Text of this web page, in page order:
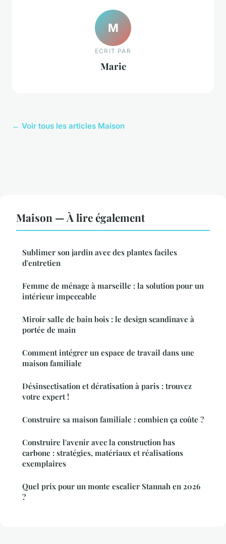
M
ECRIT PAR
Marie
← Voir tous les articles Maison
Maison — À lire également
Sublimer son jardin avec des plantes faciles
d'entretien
Femme de ménage à marseille : la solution pour un
intérieur impeccable
Miroir salle de bain bois : le design scandinave à
portée de main
Comment intégrer un espace de travail dans une
maison familiale
Désinsectisation et dératisation à paris : trouvez
votre expert !
Construire sa maison familiale : combien ça coûte ?
Construire l'avenir avec la construction bas
carbone : stratégies, matériaux et réalisations
exemplaires
Quel prix pour un monte escalier Stannah en 2026
?